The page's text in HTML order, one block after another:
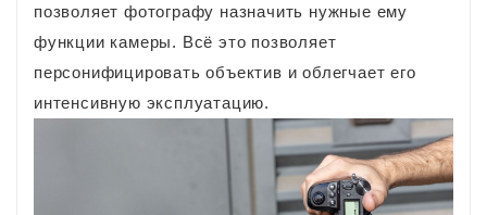
позволяет фотографу назначить нужные ему
функции камеры. Всё это позволяет
персонифицировать объектив и облегчает его
интенсивную эксплуатацию.